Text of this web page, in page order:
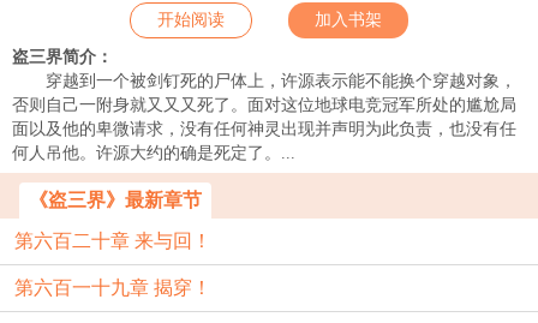
开始阅读 加入书架
盗三界简介：
穿越到一个被剑钉死的尸体上，许源表示能不能换个穿越对象，
否则自己一附身就又又又死了。面对这位地球电竞冠军所处的尴尬局
面以及他的卑微请求，没有任何神灵出现并声明为此负责，也没有任
何人吊他。许源大约的确是死定了。...
《盗三界》最新章节
第六百二十章 来与回！
第六百一十九章 揭穿！